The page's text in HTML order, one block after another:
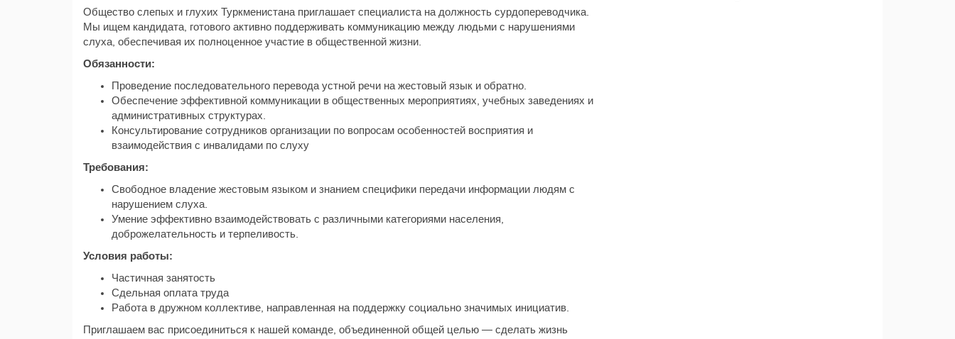
Общество слепых и глухих Туркменистана приглашает специалиста на должность сурдопереводчика.
Мы ищем кандидата, готового активно поддерживать коммуникацию между людьми с нарушениями
слуха, обеспечивая их полноценное участие в общественной жизни.
Обязанности:
Проведение последовательного перевода устной речи на жестовый язык и обратно.
Обеспечение эффективной коммуникации в общественных мероприятиях, учебных заведениях и
административных структурах.
Консультирование сотрудников организации по вопросам особенностей восприятия и
взаимодействия с инвалидами по слуху
Требования:
Свободное владение жестовым языком и знанием специфики передачи информации людям с
нарушением слуха.
Умение эффективно взаимодействовать с различными категориями населения,
доброжелательность и терпеливость.
Условия работы:
Частичная занятость
Сдельная оплата труда
Работа в дружном коллективе, направленная на поддержку социально значимых инициатив.
Приглашаем вас присоединиться к нашей команде, объединенной общей целью — сделать жизнь